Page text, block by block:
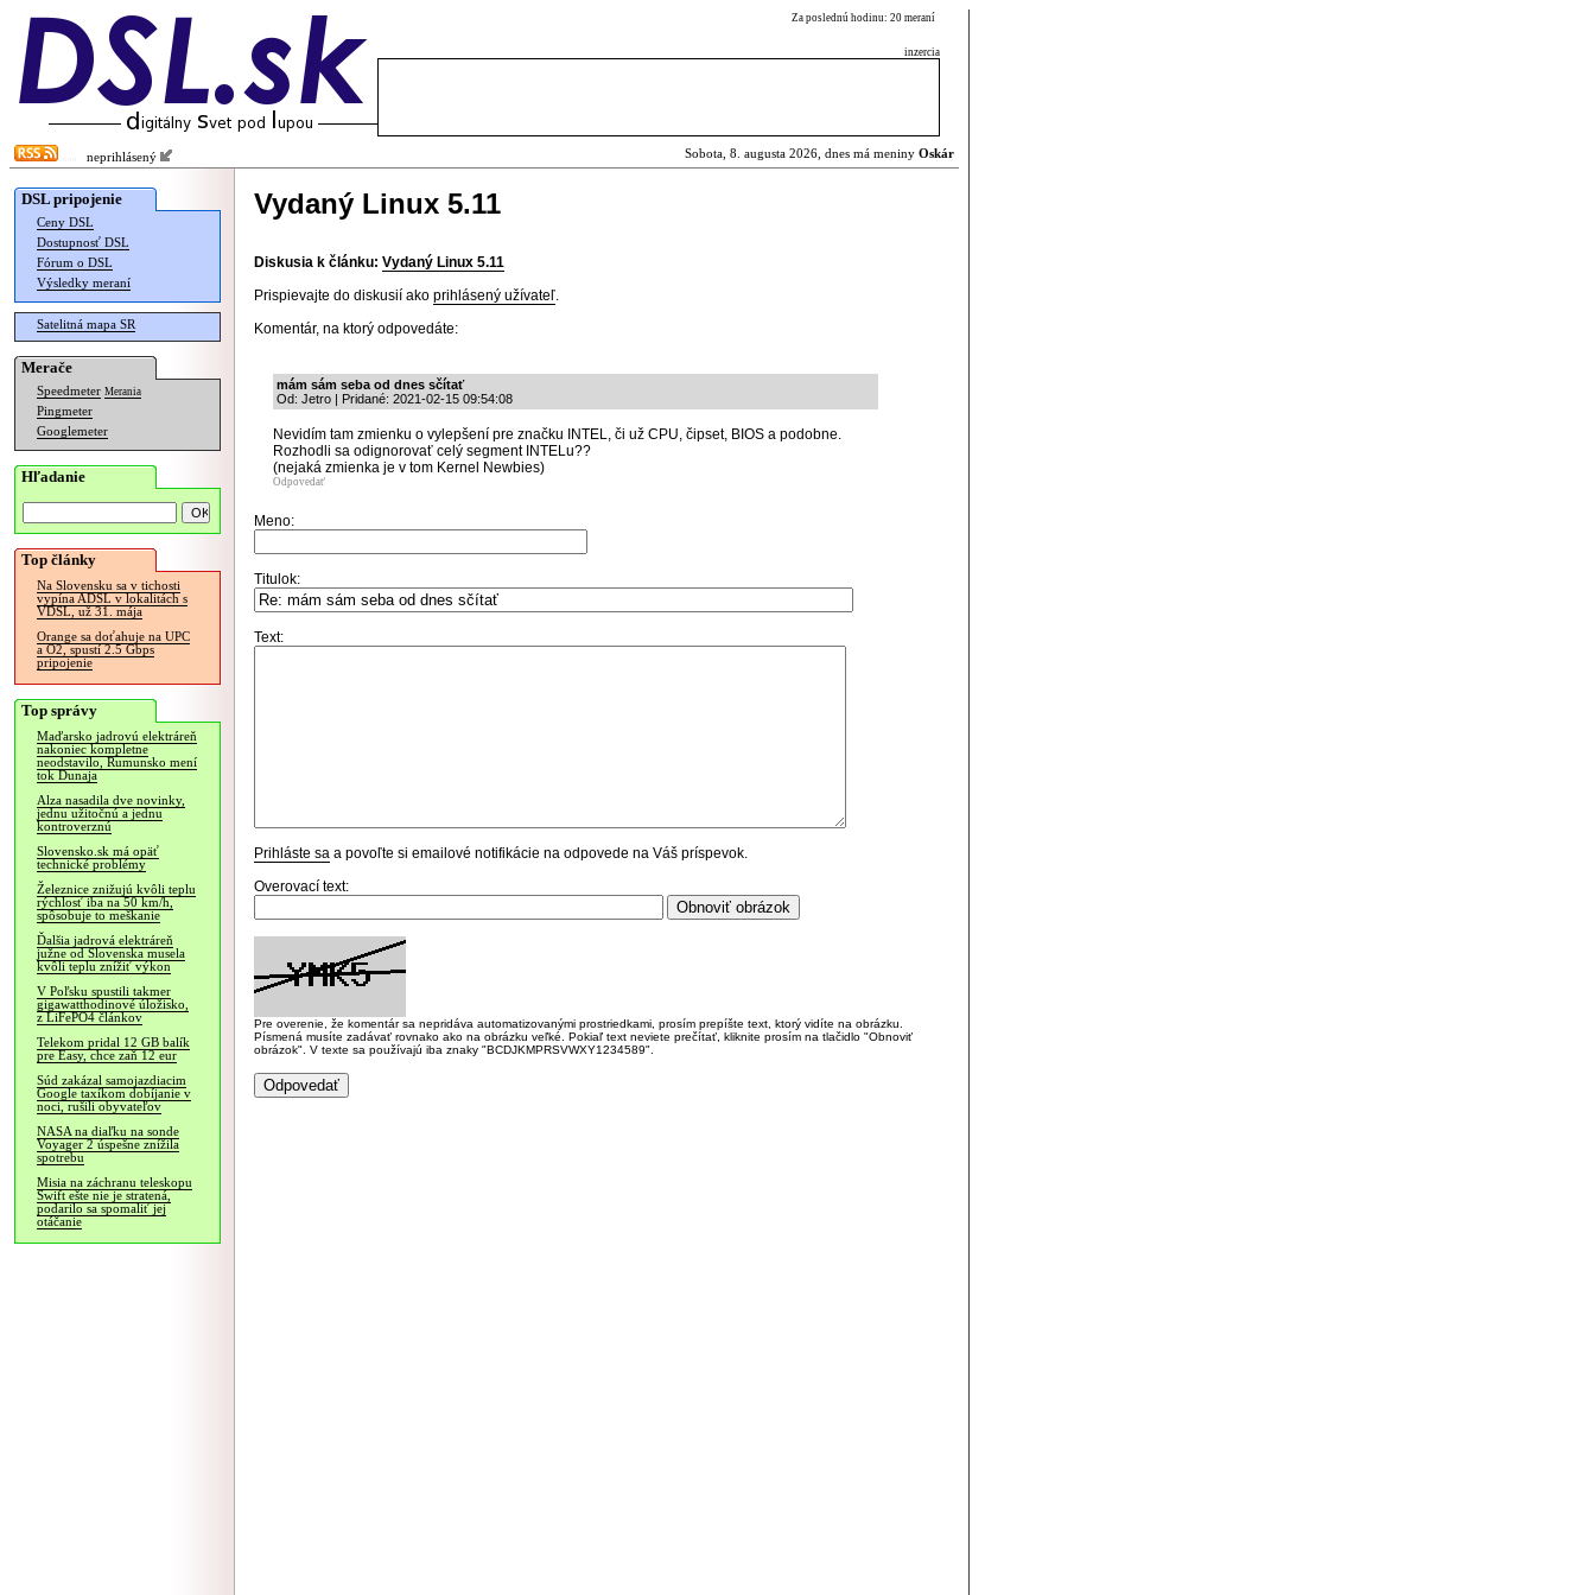
Za poslednú hodinu: 20 meraní
inzercia
neprihlásený Sobota, 8. augusta 2026, dnes má meniny Oskár
DSL pripojenie
Ceny DSL
Dostupnosť DSL
Fórum o DSL
Výsledky meraní
Satelitná mapa SR
Merače
Speedmeter Merania
Pingmeter
Googlemeter
Hľadanie
Top články
Na Slovensku sa v tichosti
vypína ADSL v lokalitách s
VDSL, už 31. mája
Orange sa doťahuje na UPC
a O2, spustí 2.5 Gbps
pripojenie
Top správy
Maďarsko jadrovú elektráreň
nakoniec kompletne
neodstavilo, Rumunsko mení
tok Dunaja
Alza nasadila dve novinky,
jednu užitočnú a jednu
kontroverznú
Slovensko.sk má opäť
technické problémy
Železnice znižujú kvôli teplu
rýchlosť iba na 50 km/h,
spôsobuje to meškanie
Ďalšia jadrová elektráreň
južne od Slovenska musela
kvôli teplu znížiť výkon
V Poľsku spustili takmer
gigawatthodinové úložisko,
z LiFePO4 článkov
Telekom pridal 12 GB balík
pre Easy, chce zaň 12 eur
Súd zakázal samojazdiacim
Google taxíkom dobíjanie v
noci, rušili obyvateľov
NASA na diaľku na sonde
Voyager 2 úspešne znížila
spotrebu
Misia na záchranu teleskopu
Swift ešte nie je stratená,
podarilo sa spomaliť jej
otáčanie
Vydaný Linux 5.11
Diskusia k článku: Vydaný Linux 5.11
Prispievajte do diskusií ako prihlásený užívateľ.
Komentár, na ktorý odpovedáte:
mám sám seba od dnes sčítať
Od: Jetro | Pridané: 2021-02-15 09:54:08
Nevidím tam zmienku o vylepšení pre značku INTEL, či už CPU, čipset, BIOS a podobne.
Rozhodli sa odignorovať celý segment INTELu??
(nejaká zmienka je v tom Kernel Newbies)
Odpovedať
Meno:
Titulok:
Text:
Prihláste sa a povoľte si emailové notifikácie na odpovede na Váš príspevok.
Overovací text:
Pre overenie, že komentár sa nepridáva automatizovanými prostriedkami, prosím prepíšte text, ktorý vidíte na obrázku.
Písmená musíte zadávať rovnako ako na obrázku veľké. Pokiaľ text neviete prečítať, kliknite prosím na tlačidlo "Obnoviť
obrázok". V texte sa používajú iba znaky "BCDJKMPRSVWXY1234589".